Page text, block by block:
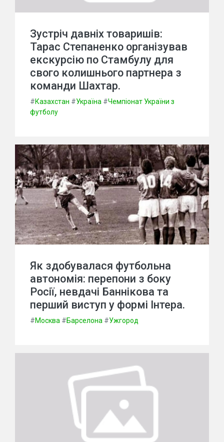
Зустріч давніх товаришів:
Тарас Степаненко організував
екскурсію по Стамбулу для
свого колишнього партнера з
команди Шахтар.
#Казахстан #Україна #Чемпіонат України з
футболу
Як здобувалася футбольна
автономія: перепони з боку
Росії, невдачі Баннікова та
перший виступ у формі Інтера.
#Москва #Барселона #Ужгород